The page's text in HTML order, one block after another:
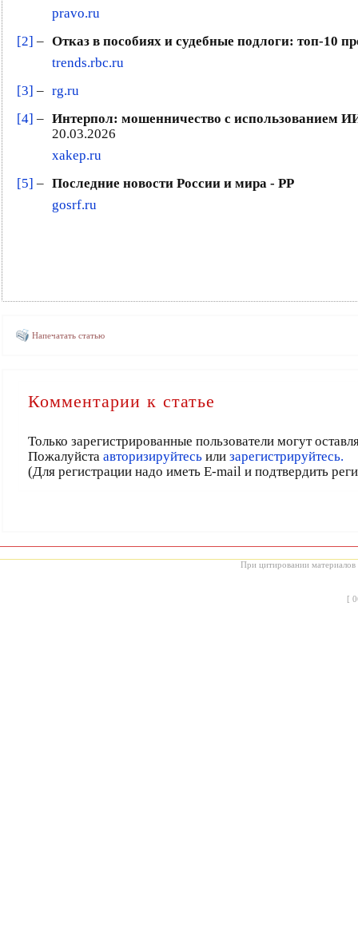
pravo.ru
[2] – Отказ в пособиях и судебные подлоги: топ-10
trends.rbc.ru
[3] – rg.ru
[4] – Интерпол: мошенничество с использованием
20.03.2026
xakep.ru
[5] – Последние новости России и мира - РР
gosrf.ru
Напечатать статью
Комментарии к статье
Только зарегистрированные пользователи могут
Пожалуйста авторизируйтесьили зарегистрируйтесь.
(Для регистрации надо иметь E-mail и подтвердить
При цитировании материалов
[